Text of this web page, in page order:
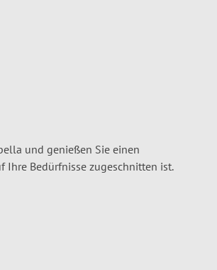
und genießen Sie einen
Ihre Bedürfnisse zugeschnitten ist.